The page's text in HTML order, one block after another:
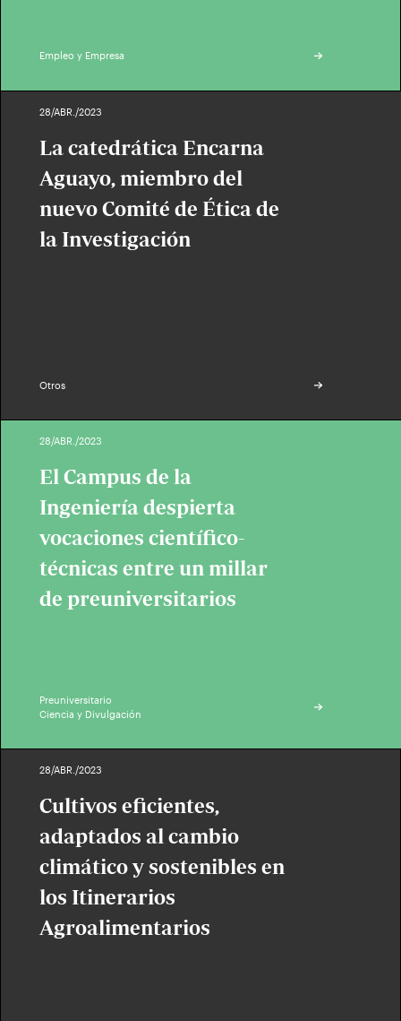
Empleo y Empresa
28/ABR./2023
La catedrática Encarna
Aguayo, miembro del
nuevo Comité de Ética de
la Investigación
Otros
28/ABR./2023
El Campus de la
Ingeniería despierta
vocaciones científico-
técnicas entre un millar
de preuniversitarios
Preuniversitario
Ciencia y Divulgación
28/ABR./2023
Cultivos eficientes,
adaptados al cambio
climático y sostenibles en
los Itinerarios
Agroalimentarios